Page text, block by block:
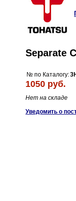
Separate
№ по Каталогу:
1050 руб.
Нет на складе
Уведомить о